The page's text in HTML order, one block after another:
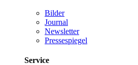
Bilder
Journal
Newsletter
Pressespiegel
Service